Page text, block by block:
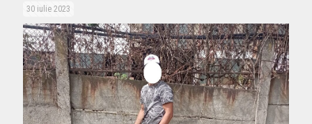
30 iulie 2023